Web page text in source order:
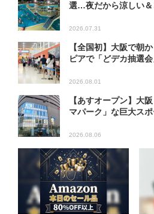
選…夜だから涼しい＆
2026.07.31
【全国初】大阪で朝
ピアで「どデカ抽選
2026.08.01
【あすオープン】大
マパーク」な巨大ス
2026.08.06